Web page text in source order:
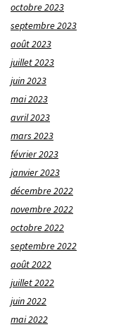
octobre 2023
septembre 2023
août 2023
juillet 2023
juin 2023
mai 2023
avril 2023
mars 2023
février 2023
janvier 2023
décembre 2022
novembre 2022
octobre 2022
septembre 2022
août 2022
juillet 2022
juin 2022
mai 2022